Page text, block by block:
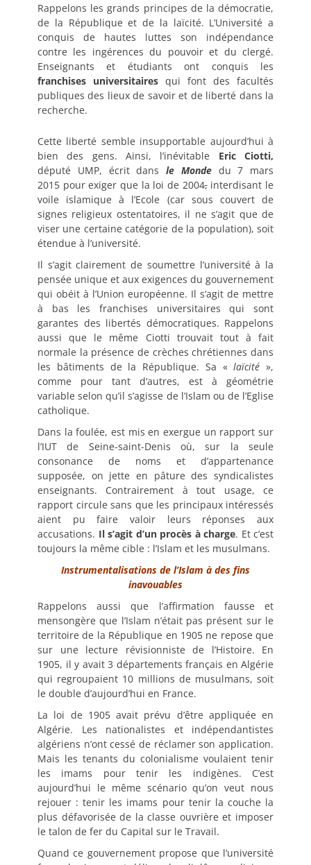
Rappelons les grands principes de la démocratie,
de la République et de la laïcité. L’Université a
conquis de hautes luttes son indépendance
contre les ingérences du pouvoir et du clergé.
Enseignants et étudiants ont conquis les
franchises universitaires qui font des facultés
publiques des lieux de savoir et de liberté dans la
recherche.
Cette liberté semble insupportable aujourd’hui à
bien des gens. Ainsi, l’inévitable Eric Ciotti,
député UMP, écrit dans le Mondedu 7 mars
2015 pour exiger que la loi de 2004,interdisant le
voile islamique à l’Ecole (car sous couvert de
signes religieux ostentatoires, il ne s’agit que de
viser une certaine catégorie de la population), soit
étendue à l’université.
Il s’agit clairement de soumettre l’université à la
pensée unique et aux exigences du gouvernement
qui obéit à l’Union européenne. Il s’agit de mettre
à bas les franchises universitaires qui sont
garantes des libertés démocratiques. Rappelons
aussi que le même Ciotti trouvait tout à fait
normale la présence de crèches chrétiennes dans
les bâtiments de la République. Sa «laïcité »,
comme pour tant d‘autres, est à géométrie
variable selon qu’il s’agisse de l’Islam ou de l’Eglise
catholique.
Dans la foulée, est mis en exergue un rapport sur
l’IUT de Seine-saint-Denis où, sur la seule
consonance de noms et d’appartenance
supposée, on jette en pâture des syndicalistes
enseignants. Contrairement à tout usage, ce
rapport circule sans que les principaux intéressés
aient pu faire valoir leurs réponses aux
accusations. Il s’agit d’un procès à charge. Et c’est
toujours la même cible : l’Islam et les musulmans.
Instrumentalisations de l’Islam à des fins
inavouables
Rappelons aussi que l’affirmation fausse et
mensongère que l’Islam n’était pas présent sur le
territoire de la République en 1905 ne repose que
sur une lecture révisionniste de l’Histoire. En
1905, il y avait 3 départements français en Algérie
qui regroupaient 10 millions de musulmans, soit
le double d’aujourd’hui en France.
La loi de 1905 avait prévu d’être appliquée en
Algérie. Les nationalistes et indépendantistes
algériens n’ont cessé de réclamer son application.
Mais les tenants du colonialisme voulaient tenir
les imams pour tenir les indigènes. C’est
aujourd’hui le même scénario qu’on veut nous
rejouer : tenir les imams pour tenir la couche la
plus défavorisée de la classe ouvrière et imposer
le talon de fer du Capital sur le Travail.
Quand ce gouvernement propose que l’université